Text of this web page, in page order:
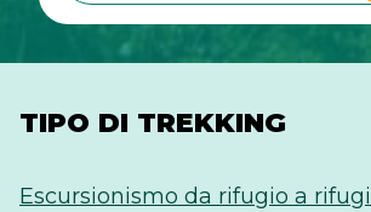
TIPO DI TREKKING
Escursionismo da rifugio a